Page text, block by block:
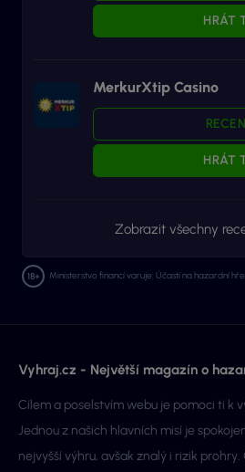
HRÁT
MerkurXtip Casino
HRÁT
Zobrazit všechny
Ministerstvo financí varuje: Účastí na hazardní
Vyhraj.cz - Největší magazín o
Cílem a poselstvím webu je pomoci ti k
Jednou z našich hlavních misí je
nejvyšší výhru, avšak znalý i rizik